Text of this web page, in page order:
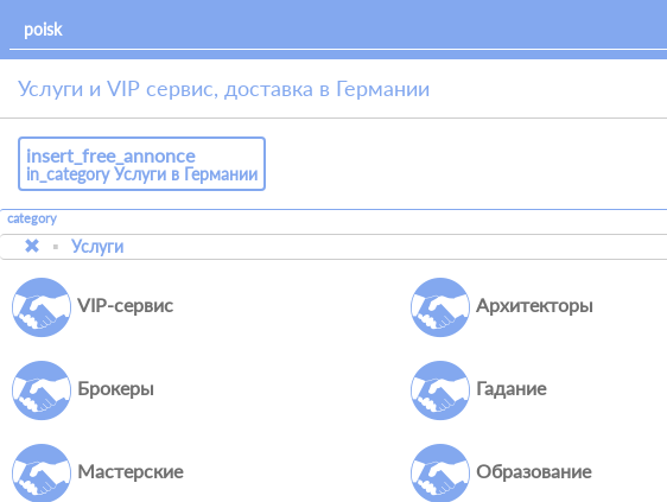
Услуги и VIP сервис, доставка в Германии
insert_free_annonce
in_category Услуги в Германии
category
Услуги
VIP-сервис Архитекторы
Брокеры Гадание
Мастерские Образование